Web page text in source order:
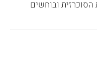
ובוחשים